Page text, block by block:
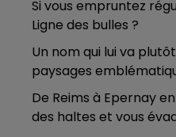
Si vous empruntez
Ligne des bulles ?
Un nom qui lui va
paysages
De Reims à Epernay
des haltes et vous